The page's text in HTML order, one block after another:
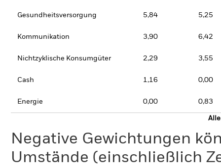
Gesundheitsversorgung 5,84 5,25
Kommunikation 3,90 6,42
Nichtzyklische Konsumgüter 2,29 3,55
Cash 1,16 0,00
Energie 0,00 0,83
Negative Gewichtungen
Umstände (einschließlich